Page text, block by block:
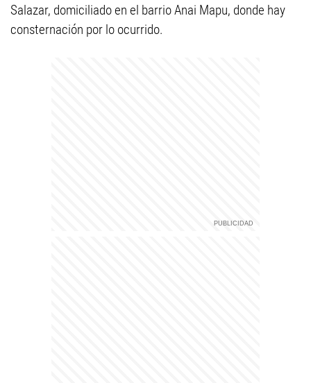
Salazar, domiciliado en el barrio Anai Mapu, donde hay
consternación por lo ocurrido.